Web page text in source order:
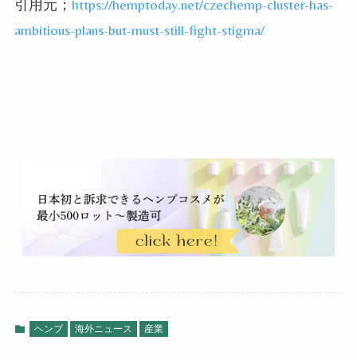
引用元； https://hemptoday.net/czechemp-cluster-has-
ambitious-plans-but-must-still-fight-stigma/
ヘンプ 海外ニュース 産業